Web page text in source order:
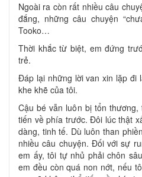
Ngoài ra còn rất nhiều câu
đắng, những câu chuyện
Tooko…
Thời khắc từ biệt, em đứng
trẻ.
Đáp lại những lời van xin lặp đi
khe khẽ của tôi.
Cậu bé vẫn luôn bị tổn
tiến về phía trước. Đôi lúc thật
dàng, tinh tế. Dù luôn than
nhiều câu chuyện. Đối với sự
em ấy, tôi tự nhủ phải chôn
em đều còn quá non nớt, nếu